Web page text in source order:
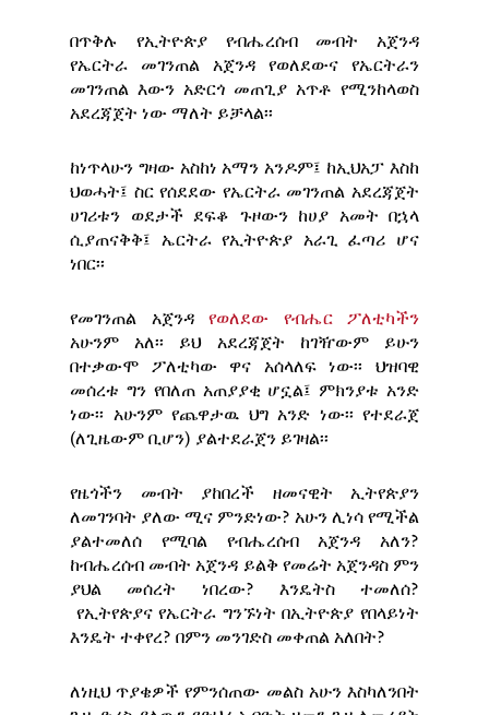
በጥቅሉ የኢትዮጵያ የብሔረሰብ መብት አጀንዳ
የኤርትራ መገንጠል አጀንዳ የወለደውና የኤርትራን
መገንጠል እውን አድርጎ መጠጊያ አጥቶ የሚንከላወስ
አደረጃጀት ነው ማለት ይቻላል፡፡
ከነጥላሁን ግዛው አስከነ አማን አንዶም፤ ከኢህአፓ እስከ
ህወሓት፤ ስር የሰደደው የኤርትራ መገንጠል አደረጃጀት
ሀገሪቱን ወደታች ደፍቆ ጉዞውን ከሀያ አመት በኋላ
ሲያጠናቅቅ፤ ኤርትራ የኢትዮጵያ አራጊ ፈጣሪ ሆና
ነበር፡፡
የመገንጠል አጀንዳ የወለደው የብሔር ፖለቲካችን
አሁንም አለ፡፡ ይህ አደረጃጀት ከገዥውም ይሁን
በተቃውሞ ፖለቲካው ዋና አሰላለፍ ነው፡፡ ህዝባዊ
መሰረቱ ግን የበለጠ አጠያያቂ ሆኗል፤ ምክንያቱ አንድ
ነው፡፡ አሁንም የጨዋታዉ ህግ አንድ ነው፡፡ የተደራጀ
(ለጊዜውም ቢሆን) ያልተደራጀን ይገዛል፡፡
የዜጎችን መብት ያከበረች ዘመናዊት ኢትየጵያን
ለመገንባት ያለው ሚና ምንድነው? አሁን ሊነሳ የሚችል
ያልተመለሰ የሚባል የብሔረሰብ አጀንዳ አለን?
ከብሔረሰብ መብት አጀንዳ ይልቅ የመሬት አጀንዳስ ምን
ያህል መሰረት ነበረው? እንዴትስ ተመለሰ?
የኢትየጵያና የኤርትራ ግንኙነት በኢትዮጵያ የበላይነት
እንዴት ተቀየረ? በምን መንገድስ መቀጠል አለበት?
ለነዚህ ጥያቄዎች የምንሰጠው መልስ አሁን እስካለንበት